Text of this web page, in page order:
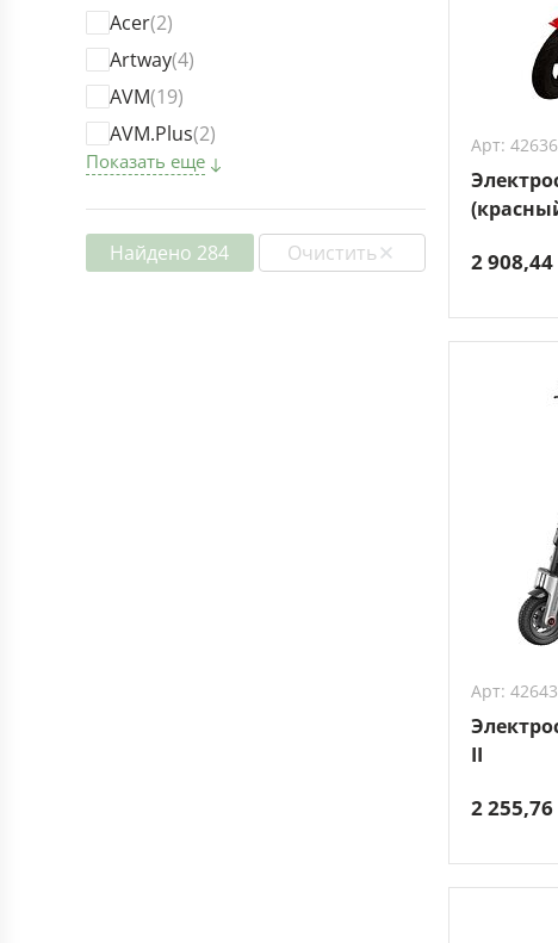
Acer(2)
Artway(4)
AVM(19)
AVM.Plus(2)
Показать еще
Найдено 284 Очистить
Арт:
2 908,44
Арт:
II
2 255,76